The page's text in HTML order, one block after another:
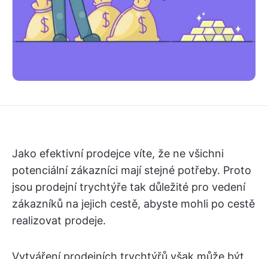
Jako efektivní prodejce víte, že ne všichni
potenciální zákazníci mají stejné potřeby. Proto
jsou prodejní trychtýře tak důležité pro vedení
zákazníků na jejich cestě, abyste mohli po cestě
realizovat prodeje.
Vytváření prodejních trychtýřů však může být